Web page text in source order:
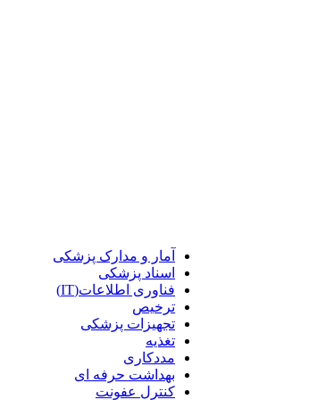
آمار و مدارک پزشکی
اسناد پزشکی
فناوری اطلاعات(IT)
ترخیص
تجهیزات پزشکی
تغذیه
مددکاری
بهداشت حرفه ای
کنترل عفونت